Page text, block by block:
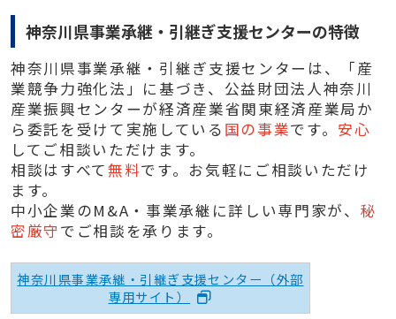
神奈川県事業承継・引継ぎ支援センターの特徴
神奈川県事業承継・引継ぎ支援センターは、
「産
業競争力強化法」に基づき、公益財団法人神奈川
産業振興センターが経済産業省関東経済産業局か
ら委託を受けて実施している 国の事業です。 安心
してご相談いただけます。
相談はすべて無料です。お気軽にご相談いただけ
ます。
中小企業のM&A・事業承継に詳しい専門家が、 秘
密厳守でご相談を承ります。
神奈川県事業承継・引継ぎ支援センター（外部
専用サイト）